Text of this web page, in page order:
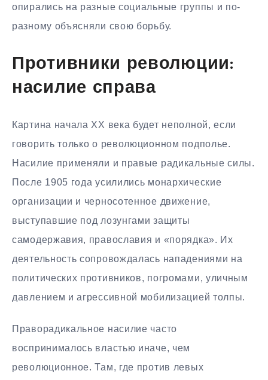
опирались на разные социальные группы и по-
разному объясняли свою борьбу.
Противники революции:
насилие справа
Картина начала XX века будет неполной, если
говорить только о революционном подполье.
Насилие применяли и правые радикальные силы.
После 1905 года усилились монархические
организации и черносотенное движение,
выступавшие под лозунгами защиты
самодержавия, православия и «порядка». Их
деятельность сопровождалась нападениями на
политических противников, погромами, уличным
давлением и агрессивной мобилизацией толпы.
Праворадикальное насилие часто
воспринималось властью иначе, чем
революционное. Там, где против левых